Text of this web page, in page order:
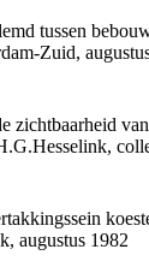
tussen
Zuid,
zichtbaarheid
augustus 1982